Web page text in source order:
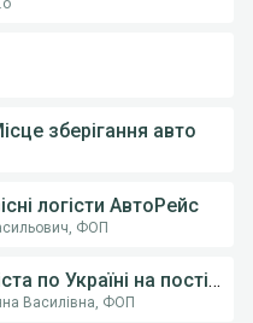
зберігання авто
логісти АвтоРейс
ФОП
Послуги логіста по Україні на постійній основі .
Василівна, ФОП